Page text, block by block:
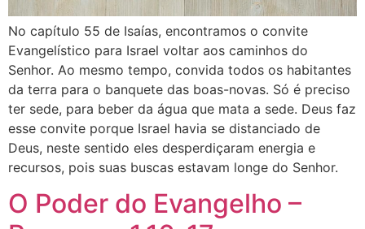
No capítulo 55 de Isaías, encontramos o convite
Evangelístico para Israel voltar aos caminhos do
Senhor. Ao mesmo tempo, convida todos os habitantes
da terra para o banquete das boas-novas. Só é preciso
ter sede, para beber da água que mata a sede. Deus faz
esse convite porque Israel havia se distanciado de
Deus, neste sentido eles desperdiçaram energia e
recursos, pois suas buscas estavam longe do Senhor.
O Poder do Evangelho –